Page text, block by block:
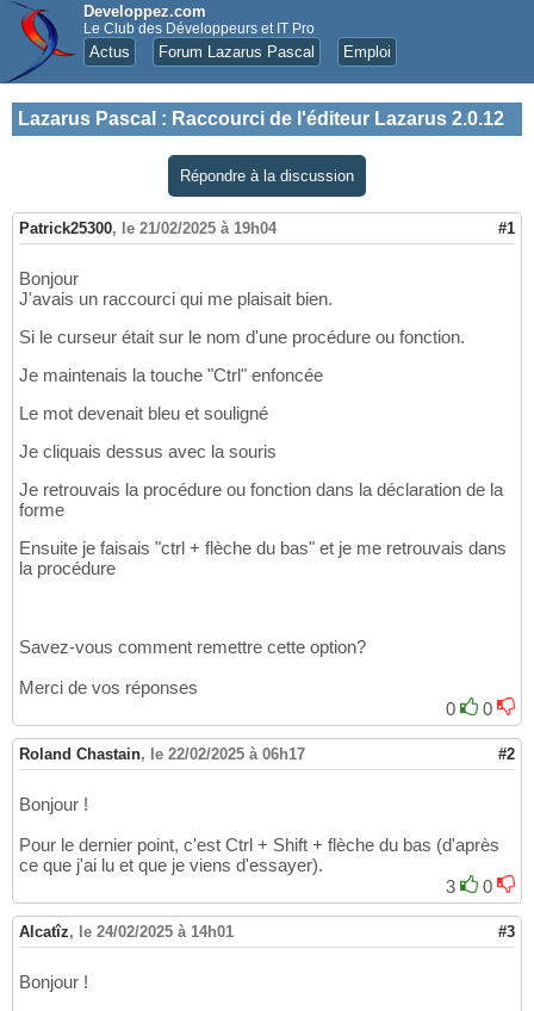
Developpez.com
Le Club des Développeurs et IT Pro
Actus Forum Lazarus Pascal Emploi
Lazarus Pascal : Raccourci de l'éditeur Lazarus 2.0.12
Répondre à la discussion
Patrick25300, le 21/02/2025 à 19h04 #1
Bonjour
J'avais un raccourci qui me plaisait bien.
Si le curseur était sur le nom d'une procédure ou fonction.
Je maintenais la touche "Ctrl" enfoncée
Le mot devenait bleu et souligné
Je cliquais dessus avec la souris
Je retrouvais la procédure ou fonction dans la déclaration de la
forme
Ensuite je faisais "ctrl + flèche du bas" et je me retrouvais dans
la procédure
Savez-vous comment remettre cette option?
Merci de vos réponses
0
0
Roland Chastain, le 22/02/2025 à 06h17 #2
Bonjour !
Pour le dernier point, c'est Ctrl + Shift + flèche du bas (d'après
ce que j'ai lu et que je viens d'essayer).
3
0
Alcatîz, le 24/02/2025 à 14h01 #3
Bonjour !